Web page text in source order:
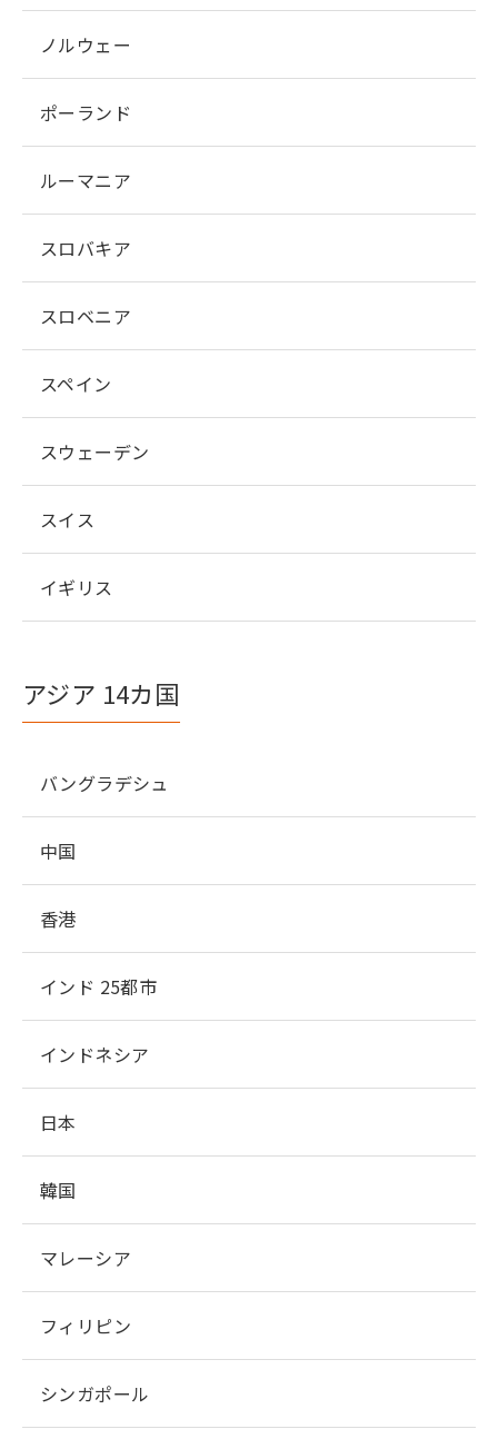
ノルウェー
ポーランド
ルーマニア
スロバキア
スロベニア
スペイン
スウェーデン
スイス
イギリス
アジア 14カ国
バングラデシュ
中国
香港
インド 25都市
インドネシア
日本
韓国
マレーシア
フィリピン
シンガポール